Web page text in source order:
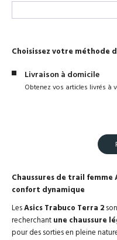
Choisissez votre méthode
Livraison à domicile
Obtenez vos articles livrés à
Chaussures de trail femme
confort dynamique
LesAsics Trabuco Terra 2
recherchantune chaussure
pour des sorties en pleine